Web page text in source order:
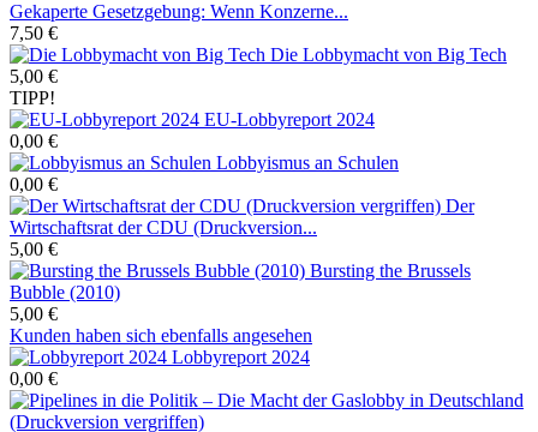
Gekaperte Gesetzgebung: Wenn Konzerne...
7,50 €
Die Lobbymacht von Big Tech
5,00 €
TIPP!
EU-Lobbyreport 2024
0,00 €
Lobbyismus an Schulen
0,00 €
Der
Wirtschaftsrat der CDU (Druckversion...
5,00 €
Bursting the Brussels
Bubble (2010)
5,00 €
Kunden haben sich ebenfalls angesehen
Lobbyreport 2024
0,00 €